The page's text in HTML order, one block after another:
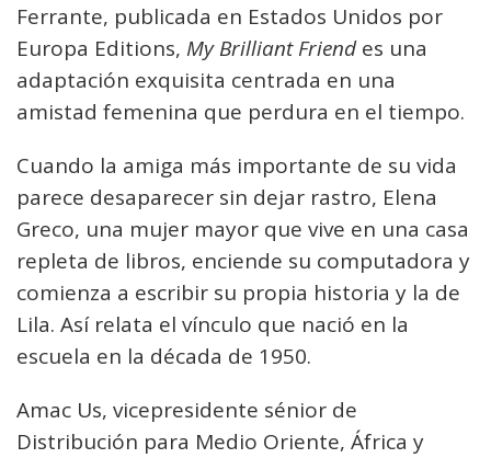
Ferrante, publicada en Estados Unidos por
Europa Editions, My Brilliant Friendes una
adaptación exquisita centrada en una
amistad femenina que perdura en el tiempo.
Cuando la amiga más importante de su vida
parece desaparecer sin dejar rastro, Elena
Greco, una mujer mayor que vive en una casa
repleta de libros, enciende su computadora y
comienza a escribir su propia historia y la de
Lila. Así relata el vínculo que nació en la
escuela en la década de 1950.
Amac Us, vicepresidente sénior de
Distribución para Medio Oriente, África y